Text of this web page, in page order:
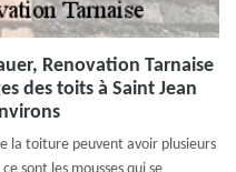
Renovation Tarnaise
des toits à Saint Jean
la toiture peuvent avoir plusieurs